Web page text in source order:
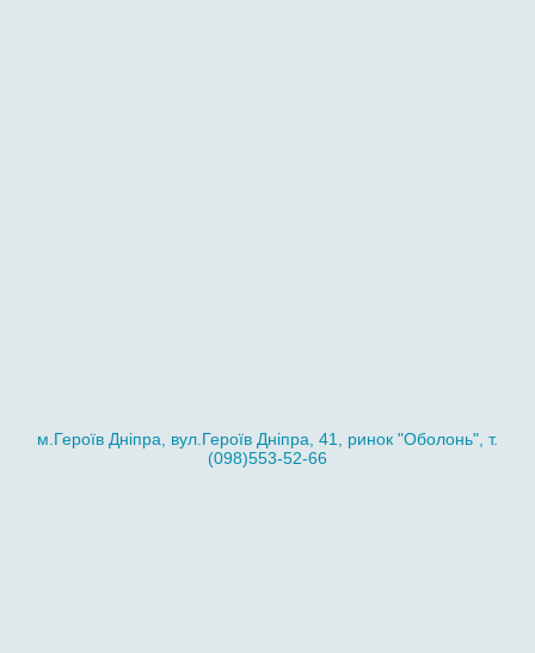
м.Героїв Дніпра, вул.Героїв Дніпра, 41, ринок "Оболонь", т.
(098)553-52-66